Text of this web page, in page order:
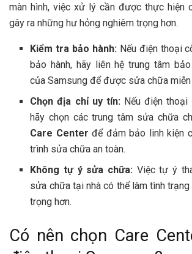
màn hình, việc xử lý cần được thực hiện
gây ra những hư hỏng nghiêm trọng hơn.
Kiểm tra bảo hành:Nếu điện thoại
bảo hành, hãy liên hệ trung tâm
của Samsung để được sửa chữa miễn
Chọn địa chỉ uy tín:Nếu điện thoại
hãy chọn các trung tâm sửa chữa
Care Center để đảm bảo linh kiện
trình sửa chữa an toàn.
Không tự ý sửa chữa: Việc tự ý
sửa chữa tại nhà có thể làm tình
trọng hơn.
Có nên chọn Care